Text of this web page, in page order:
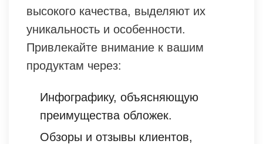
высокого качества, выделяют их
уникальность и особенности.
Привлекайте внимание к вашим
продуктам через:
Инфографику, объясняющую
преимущества обложек.
Обзоры и отзывы клиентов,